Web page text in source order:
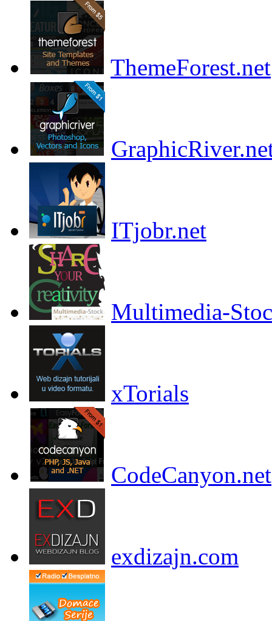
ThemeForest.net
ITjobr.net
Multimedia-
xTorials
CodeCanyon.net
exdizajn.com